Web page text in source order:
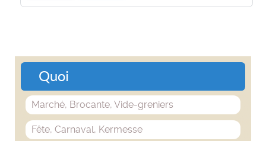
Quoi
Marché, Brocante, Vide-greniers
Fête, Carnaval, Kermesse